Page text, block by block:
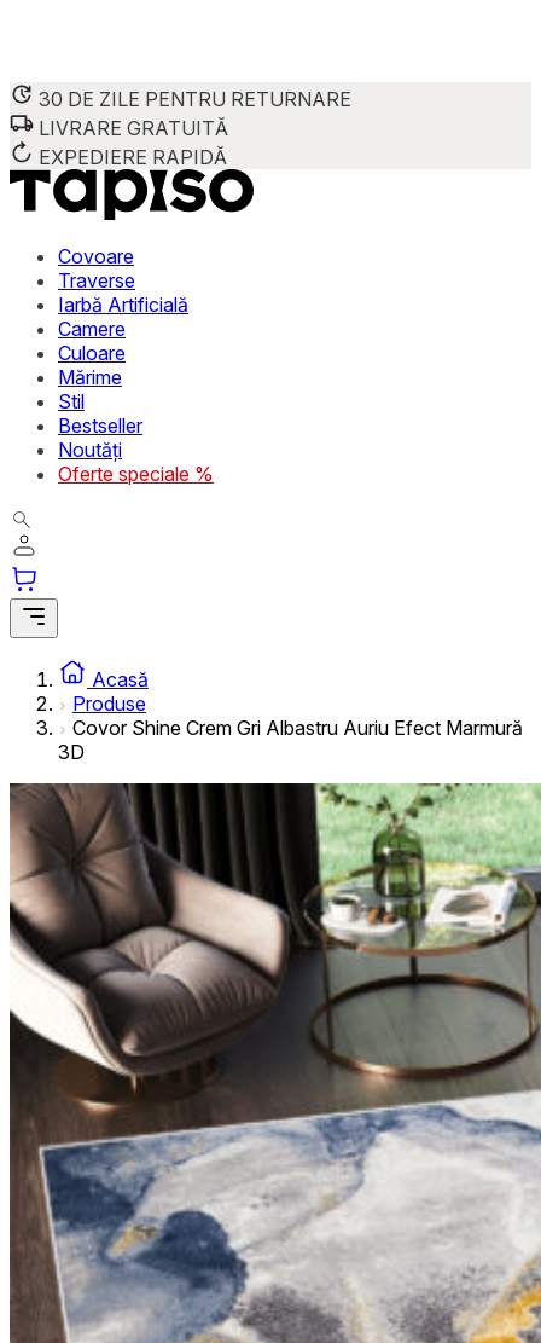
30 DE ZILE PENTRU RETURNARE
LIVRARE GRATUITĂ
EXPEDIERE RAPIDĂ
Covoare
Traverse
Iarbă Artificială
Camere
Culoare
Mărime
Stil
Bestseller
Noutăți
Oferte speciale %
Acasă
Produse
Covor Shine Crem Gri Albastru Auriu Efect Marmură
3D
Folosim cookie-uri pentru a personaliza conținutul și
Împărtășim informații despre modul în care utilizezi
combina aceste informații cu alte date primite de la tine
stochează date care permit identificarea persoanei.
preferată sau regiunea în care se află utilizatorul.
Statistică
interesante pentru utilizatori și, astfel, mai valoroase
Cookie-urile neclasificate